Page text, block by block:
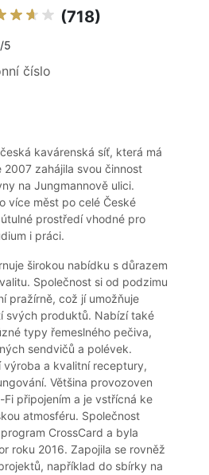
(718)
5
číslo
kavárenská síť, která má
zahájila svou činnost
na Jungmannově ulici.
více měst po celé České
prostředí vhodné pro
i práci.
širokou nabídku s důrazem
Společnost si od podzimu
pražírně, což jí umožňuje
svých produktů. Nabízí také
typy řemeslného pečiva,
sendvičů a polévek.
výroba a kvalitní receptury,
Většina provozoven
připojením a je vstřícná ke
atmosféru. Společnost
CrossCard a byla
roku 2016. Zapojila se rovněž
například do sbírky na